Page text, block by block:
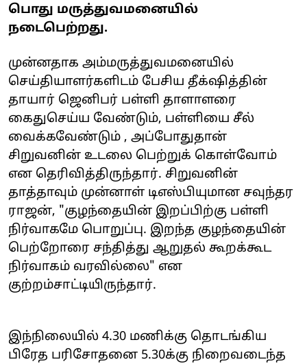
பொது மருத்துவமனையில்
நடைபெற்றது.
முன்னதாக அம்மருத்துவமனையில்
செய்தியாளர்களிடம் பேசிய தீக்‌ஷித்தின்
தாயார் ஜெனிபர் பள்ளி தாளாளரை
கைதுசெய்ய வேண்டும், பள்ளியை சீல்
வைக்கவேண்டும் , அப்போதுதான்
சிறுவனின் உடலை பெற்றுக் கொள்வோம்
என தெரிவித்திருந்தார். சிறுவனின்
தாத்தாவும் முன்னாள் டிஎஸ்பியுமான சவுந்தர
ராஜன், "குழந்தையின் இறப்பிற்கு பள்ளி
நிர்வாகமே பொறுப்பு. இறந்த குழந்தையின்
பெற்றோரை சந்தித்து ஆறுதல் கூறக்கூட
நிர்வாகம் வரவில்லை" என
குற்றம்சாட்டியிருந்தார்.
இந்நிலையில் 4.30 மணிக்கு தொடங்கிய
பிரேத பரிசோதனை 5.30க்கு நிறைவடைந்த